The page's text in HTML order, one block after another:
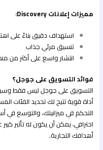
مميزات إعلانات Discovery:
استهداف دقيق بناءً على
تنسيق مرئي جذاب
انتشار واسع على أكثر من
فوائد التسويق على جوجل؟
التسويق على جوجل ليس فقط
أداة قوية تتيح لك تحديد الفئات
التحكم في ميزانيتك، والتوسع
احترافي، يمكن أن يكون له تأثير
أهدافك التجارية.